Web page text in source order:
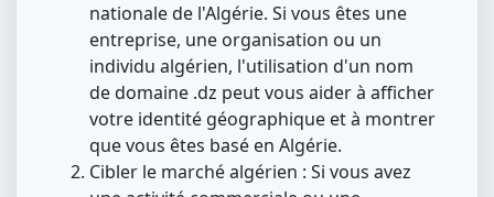
nationale de l'Algérie. Si vous êtes une
entreprise, une organisation ou un
individu algérien, l'utilisation d'un nom
de domaine .dz peut vous aider à afficher
votre identité géographique et à montrer
que vous êtes basé en Algérie.
Cibler le marché algérien : Si vous avez